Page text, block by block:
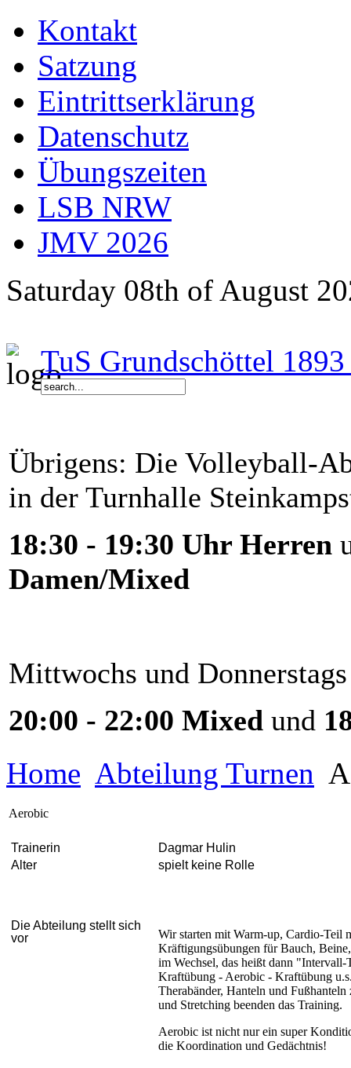
Kontakt
Satzung
Eintrittserklärung
Datenschutz
Übungszeiten
LSB NRW
JMV 2026
Saturday 08th of August
TuS Grundschöttel 1893
Übrigens: Die Volleyball-
in der Turnhalle
18:30 - 19:30 Uhr Herren
Damen/Mixed
Mittwochs und
20:00 - 22:00 Mixed und
Home Abteilung Turnen
Aerobic
Trainerin
Dagmar Hulin
Alter
spielt keine Rolle
Die Abteilung stellt sich
vor
Wir starten mit Warm-up, Cardio-Teil
Kräftigungsübungen für Bauch,
im Wechsel, das heißt dann
Kraftübung - Aerobic - Kraftübung
Therabänder, Hanteln und
und Stretching beenden das Training.
Aerobic ist nicht nur ein super
die Koordination und Gedächtnis!